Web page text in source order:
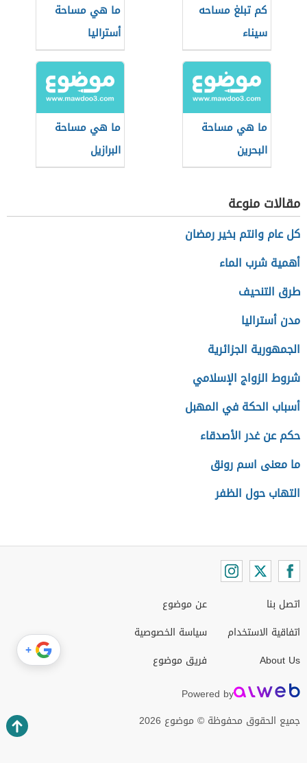
كم تبلغ مساحه
سيناء
ما هي مساحة
أستراليا
ما هي مساحة
البحرين
ما هي مساحة
البرازيل
مقالات منوعة
كل عام وانتم بخير رمضان
أهمية شرب الماء
طرق التنحيف
مدن أستراليا
الجمهورية الجزائرية
شروط الزواج الإسلامي
أسباب الحكة في المهبل
حكم عن غدر الأصدقاء
ما معنى اسم رونق
التهاب حول الظفر
اتصل بنا
اتفاقية الاستخدام
About Us
عن موضوع
سياسة الخصوصية
فريق موضوع
Powered by
جميع الحقوق محفوظة © موضوع 2026
+